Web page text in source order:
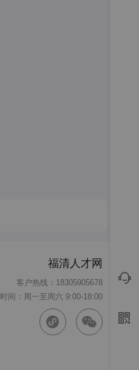
福清人才网
客户热线：18305905678
时间：周一至周六 9:00-18:00